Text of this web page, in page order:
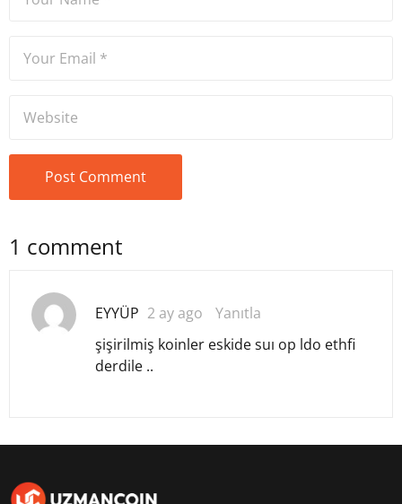
1 comment
EYYÜP 2 ay ago
Yanıtla
şişirilmiş koinler eskide suı op ldo ethfi
derdile ..